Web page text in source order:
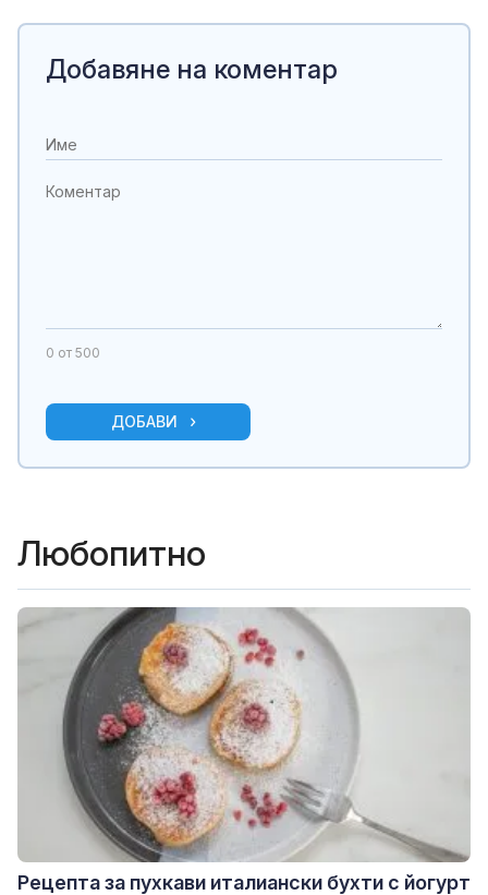
Добавяне на коментар
0 от 500
ДОБАВИ
Любопитно
Рецепта за пухкави италиански бухти с йогурт